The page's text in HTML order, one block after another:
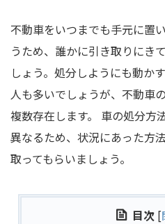
不動車をいつまでも手元に置
うため、誰かに引き取りにき
しょう。処分しようにも動か
人も多いでしょうが、不動車
複数存在します。 車の処分方
異なるため、状況にあった方
取ってもらいましょう。
目次 [